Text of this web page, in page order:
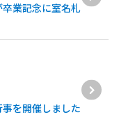
業記念に室名札
事を開催しました